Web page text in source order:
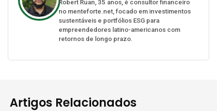
Robert Ruan, 35 anos, é consultor financeiro
no menteforte.net, focado em investimentos
sustentáveis e portfólios ESG para
empreendedores latino-americanos com
retornos de longo prazo.
Artigos Relacionados